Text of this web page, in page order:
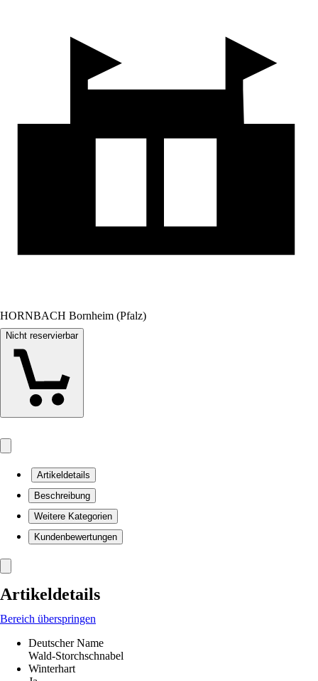
HORNBACH Bornheim (Pfalz)
Nicht reservierbar
Artikeldetails
Beschreibung
Weitere Kategorien
Kundenbewertungen
Artikeldetails
Bereich überspringen
Deutscher Name
Wald-Storchschnabel
Winterhart